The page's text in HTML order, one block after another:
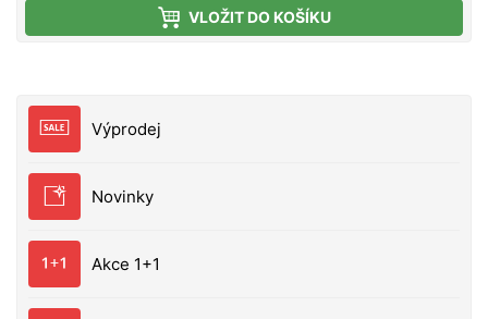
Výprodej
Novinky
Akce 1+1
snadno nahazují, prezentují a začnou působit i při
pomalém navíjení. Mírně zakřivená lopatka nabízí
nástrahy: jednodílné Typ: oscilační systém Front
Weight Háčky: 2 SaqSas trojháčky Potápivost:
ponoru: až cca 3.2 m Cílová ryba: okoun, pstruh,
tloušť, candát Délka 6,1 cm Hmotnost 18 g
VLOŽIT DO KOŠÍKU